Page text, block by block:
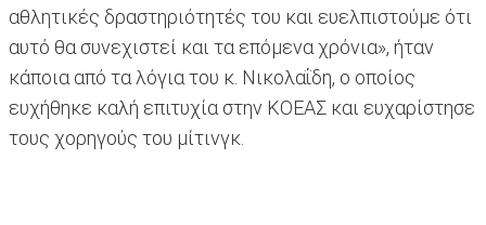
αθλητικές δραστηριότητές του και ευελπιστούμε ότι
αυτό θα συνεχιστεί και τα επόμενα χρόνια», ήταν
κάποια από τα λόγια του κ. Νικολαΐδη, ο οποίος
ευχήθηκε καλή επιτυχία στην ΚΟΕΑΣ και ευχαρίστησε
τους χορηγούς του μίτινγκ.